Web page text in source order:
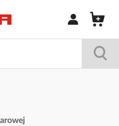
Zaloguj się /